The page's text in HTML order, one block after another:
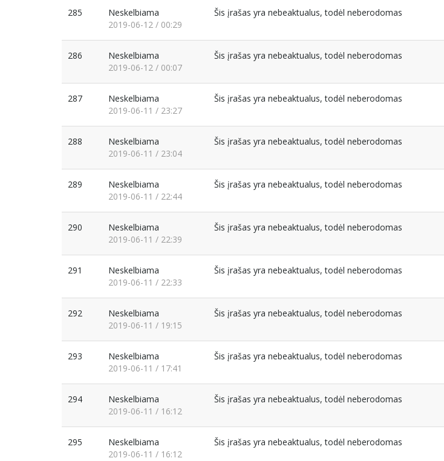
285
Neskelbiama
2019-06-12 / 00:29
Šis įrašas yra nebeaktualus, todėl neberodomas
286
Neskelbiama
2019-06-12 / 00:07
Šis įrašas yra nebeaktualus, todėl neberodomas
287
Neskelbiama
2019-06-11 / 23:27
Šis įrašas yra nebeaktualus, todėl neberodomas
288
Neskelbiama
2019-06-11 / 23:04
Šis įrašas yra nebeaktualus, todėl neberodomas
289
Neskelbiama
2019-06-11 / 22:44
Šis įrašas yra nebeaktualus, todėl neberodomas
290
Neskelbiama
2019-06-11 / 22:39
Šis įrašas yra nebeaktualus, todėl neberodomas
291
Neskelbiama
2019-06-11 / 22:33
Šis įrašas yra nebeaktualus, todėl neberodomas
292
Neskelbiama
2019-06-11 / 19:15
Šis įrašas yra nebeaktualus, todėl neberodomas
293
Neskelbiama
2019-06-11 / 17:41
Šis įrašas yra nebeaktualus, todėl neberodomas
294
Neskelbiama
2019-06-11 / 16:12
Šis įrašas yra nebeaktualus, todėl neberodomas
295
Neskelbiama
2019-06-11 / 16:12
Šis įrašas yra nebeaktualus, todėl neberodomas